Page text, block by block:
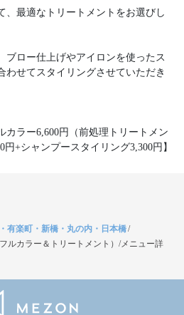
、最適なトリートメントをお選びし
ブロー仕上げやアイロンを使ったス
わせてスタイリングさせていただき
カラー6,600円（前処理トリートメン
円+シャンプースタイリング3,300円】
有楽町・新橋・丸の内・日本橋/
ルカラー＆トリートメント）/メニュー詳